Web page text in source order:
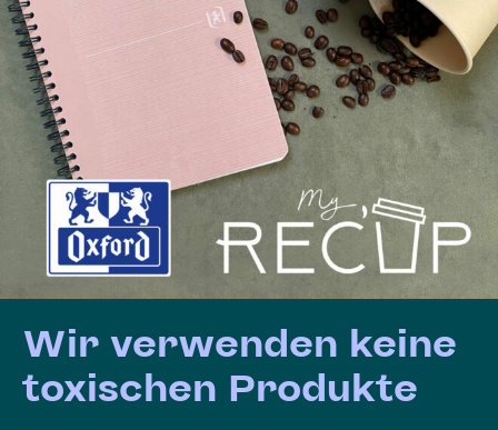
Wir verwenden keine
toxischen Produkte